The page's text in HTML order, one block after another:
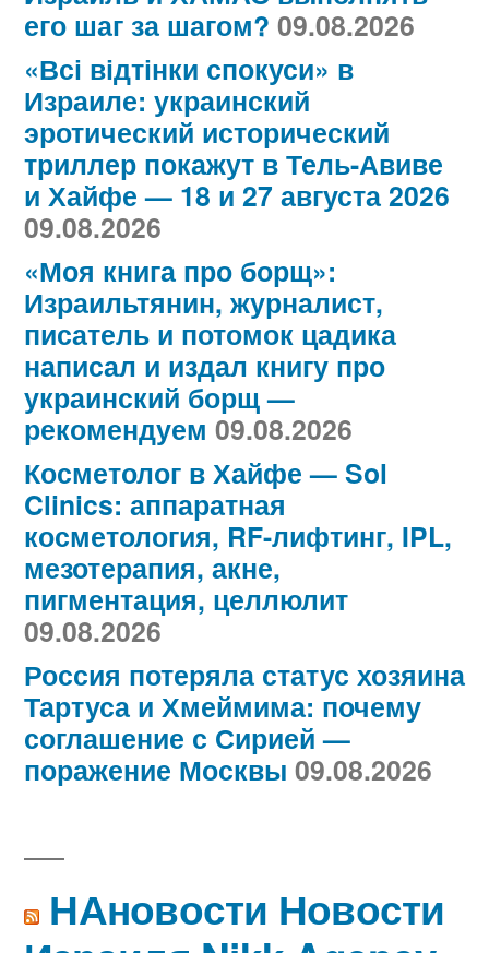
его шаг за шагом? 09.08.2026
«Всі відтінки спокуси» в
Израиле: украинский
эротический исторический
триллер покажут в Тель-Авиве
и Хайфе — 18 и 27 августа 2026
09.08.2026
«Моя книга про борщ»:
Израильтянин, журналист,
писатель и потомок цадика
написал и издал книгу про
украинский борщ —
рекомендуем 09.08.2026
Косметолог в Хайфе — Sol
Clinics: аппаратная
косметология, RF-лифтинг, IPL,
мезотерапия, акне,
пигментация, целлюлит
09.08.2026
Россия потеряла статус хозяина
Тартуса и Хмеймима: почему
соглашение с Сирией —
поражение Москвы 09.08.2026
НАновости Новости